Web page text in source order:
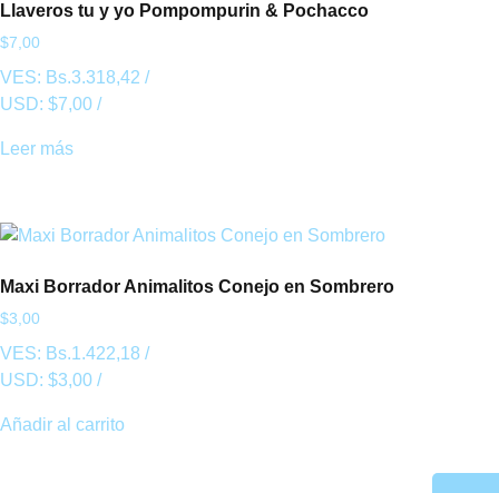
Llaveros tu y yo Pompompurin & Pochacco
$7,00
VES: Bs.3.318,42 /
USD: $7,00 /
Leer más
Maxi Borrador Animalitos Conejo en Sombrero
$3,00
VES: Bs.1.422,18 /
USD: $3,00 /
Añadir al carrito